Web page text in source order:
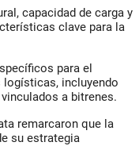
capacidad de carga y
clave para la
para el
incluyendo
a bitrenes.
remarcaron que la
su estrategia